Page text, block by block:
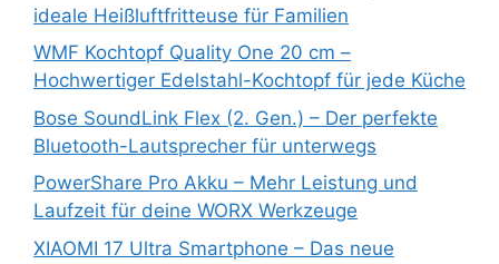
ideale Heißluftfritteuse für Familien
WMF Kochtopf Quality One 20 cm –
Hochwertiger Edelstahl-Kochtopf für jede Küche
Bose SoundLink Flex (2. Gen.) – Der perfekte
Bluetooth-Lautsprecher für unterwegs
PowerShare Pro Akku – Mehr Leistung und
Laufzeit für deine WORX Werkzeuge
XIAOMI 17 Ultra Smartphone – Das neue